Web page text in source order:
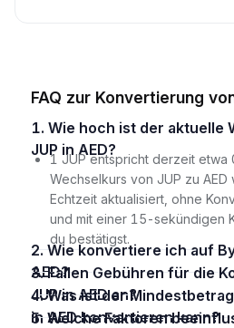
FAQ zur Konvertierung
1. Wie hoch ist der aktuelle Wechselkurs von
JUP in AED?
1 JUP entspricht derzeit etwa
Wechselkurs von JUP zu
Echtzeit aktualisiert, ohne
und mit einer 15-sekündigen
du bestätigst.
2. Wie konvertiere ich auf Bybit-eu JUP in
AED?
3. Fallen Gebühren für die Konvertierung von
JUP in AED an?
4. Was ist der Mindestbetrag an JUP, den ich
in AED konvertieren kann?
5. Welche Faktoren beeinflussen den